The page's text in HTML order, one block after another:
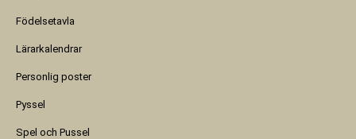
Födelsetavla
Lärarkalendrar
Personlig poster
Pyssel
Spel och Pussel